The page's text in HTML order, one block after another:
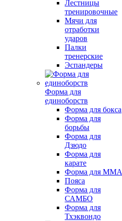
Лестницы
тренировочные
Мячи для
отработки
ударов
Палки
тренерские
Эспандеры
Форма для
единоборств
Форма для бокса
Форма для
борьбы
Форма для
Дзюдо
Форма для
карате
Форма для MMA
Пояса
Форма для
САМБО
Форма для
Тхэквондо